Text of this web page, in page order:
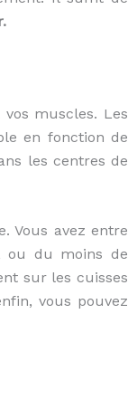
muscles. Les
en fonction de
les centres de
Vous avez entre
ou du moins de
sur les cuisses
vous pouvez